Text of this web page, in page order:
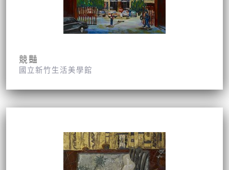
競豔
國立新竹生活美學館